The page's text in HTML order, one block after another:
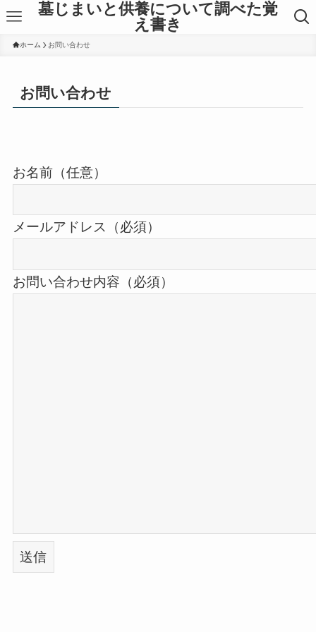
墓じまいと供養について調べた覚
え書き
ホーム お問い合わせ
お問い合わせ
お名前（任意）
メールアドレス（必須）
お問い合わせ内容（必須）